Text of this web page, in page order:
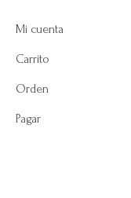
Mi cuenta
Carrito
Orden
Pagar